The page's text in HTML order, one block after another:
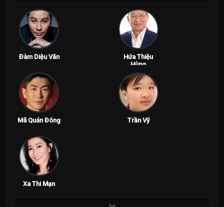
Đàm Diệu Văn
Hứa Thiệu
Hùng
Mã Quán Đông Trần Vỹ
Xa Thi Mạn